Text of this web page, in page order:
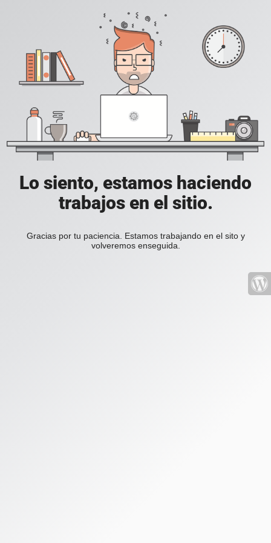
Lo siento, estamos haciendo
trabajos en el sitio.
Gracias por tu paciencia. Estamos trabajando en el sito y
volveremos enseguida.